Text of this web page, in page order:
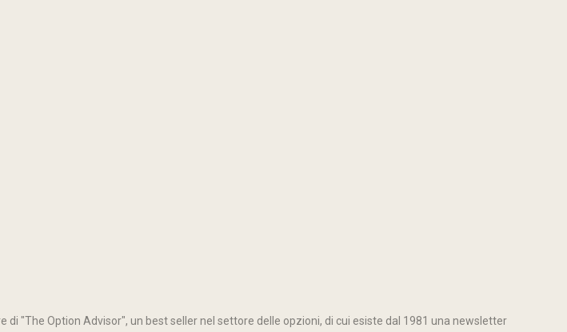
"The Option Advisor", un best seller nel settore delle opzioni, di cui esiste dal 1981 una newsletter